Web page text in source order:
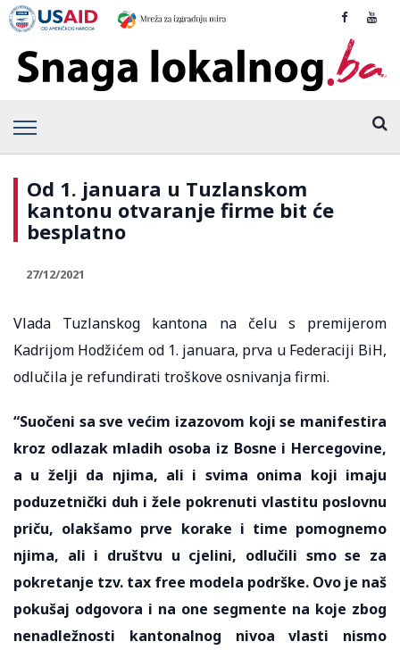
Od 1. januara u Tuzlanskom
kantonu otvaranje firme bit će
besplatno
27/12/2021
Vlada Tuzlanskog kantona na čelu s premijerom
Kadrijom Hodžićem od 1. januara, prva u Federaciji BiH,
odlučila je refundirati troškove osnivanja firmi.
“Suočeni sa sve većim izazovom koji se manifestira
kroz odlazak mladih osoba iz Bosne i Hercegovine,
a u želji da njima, ali i svima onima koji imaju
poduzetnički duh i žele pokrenuti vlastitu poslovnu
priču, olakšamo prve korake i time pomognemo
njima, ali i društvu u cjelini, odlučili smo se za
pokretanje tzv. tax free modela podrške. Ovo je naš
pokušaj odgovora i na one segmente na koje zbog
nenadležnosti kantonalnog nivoa vlasti nismo